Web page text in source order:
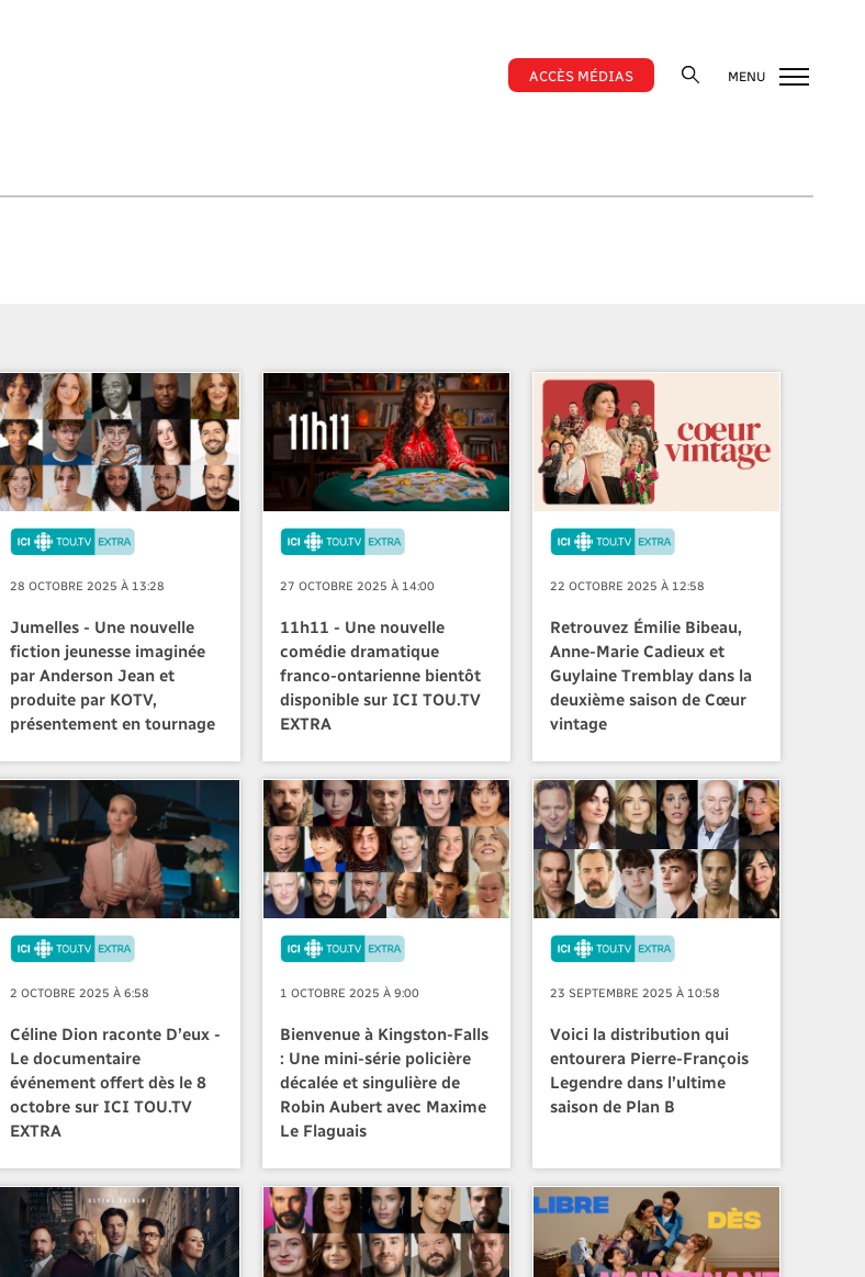
ACCÈS MÉDIAS MENU
28 OCTOBRE 2025 À 13:28
Jumelles - Une nouvelle
fiction jeunesse imaginée
par Anderson Jean et
produite par KOTV,
présentement en tournage
27 OCTOBRE 2025 À 14:00
11h11 - Une nouvelle
comédie dramatique
franco-ontarienne bientôt
disponible sur ICI TOU.TV
EXTRA
22 OCTOBRE 2025 À 12:58
Retrouvez Émilie Bibeau,
Anne-Marie Cadieux et
Guylaine Tremblay dans la
deuxième saison de Cœur
vintage
2 OCTOBRE 2025 À 6:58
Céline Dion raconte D’eux -
Le documentaire
événement offert dès le 8
octobre sur ICI TOU.TV
EXTRA
1 OCTOBRE 2025 À 9:00
Bienvenue à Kingston-Falls
: Une mini-série policière
décalée et singulière de
Robin Aubert avec Maxime
Le Flaguais
23 SEPTEMBRE 2025 À 10:58
Voici la distribution qui
entourera Pierre-François
Legendre dans l’ultime
saison de Plan B